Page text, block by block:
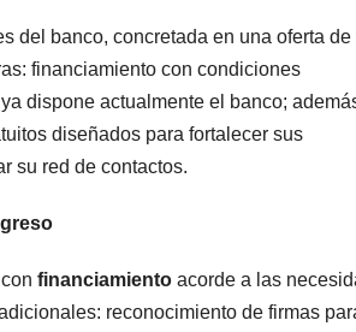
del banco, concretada en una oferta de
financiamiento con condiciones
dispone actualmente el banco;
diseñados para fortalecer sus
su red de contactos.
financiamiento acorde a las
reconocimiento de firmas